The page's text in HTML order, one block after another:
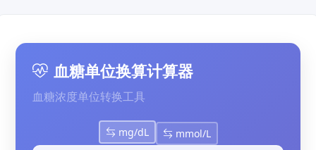
血糖单位换算计算器
血糖浓度单位转换工具
mg/dL mmol/L